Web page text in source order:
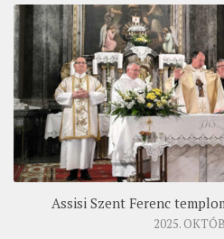
Assisi Szent Ferenc
2025.